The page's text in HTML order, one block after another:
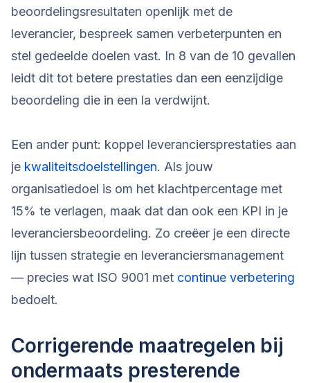
beoordelingsresultaten openlijk met de
leverancier, bespreek samen verbeterpunten en
stel gedeelde doelen vast. In 8 van de 10 gevallen
leidt dit tot betere prestaties dan een eenzijdige
beoordeling die in een la verdwijnt.
Een ander punt: koppel leveranciersprestaties aan
je kwaliteitsdoelstellingen. Als jouw
organisatiedoel is om het klachtpercentage met
15% te verlagen, maak dat dan ook een KPI in je
leveranciersbeoordeling. Zo creëer je een directe
lijn tussen strategie en leveranciersmanagement
— precies wat ISO 9001 met continue verbetering
bedoelt.
Corrigerende maatregelen bij
ondermaats presterende